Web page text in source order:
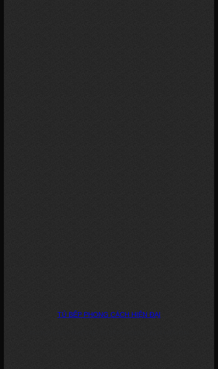
TỦ BẾP PHONG CÁCH HIỆN ĐẠI